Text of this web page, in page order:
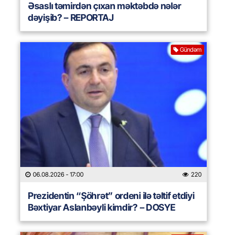
Əsaslı təmirdən çıxan məktəbdə nələr
dəyişib? – REPORTAJ
Gündəm
06.08.2026 - 17:00 220
Prezidentin “Şöhrət” ordeni ilə təltif etdiyi
Bəxtiyar Aslanbəyli kimdir? – DOSYE